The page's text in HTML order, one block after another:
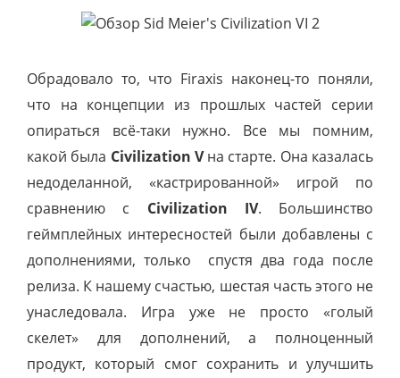
Обрадовало то, что Firaxis наконец-то поняли,
что на концепции из прошлых частей серии
опираться всё-таки нужно. Все мы помним,
какой была Civilization Vна старте. Она казалась
недоделанной, «кастрированной» игрой по
сравнению с Civilization IV. Большинство
геймплейных интересностей были добавлены с
дополнениями, только спустя два года после
релиза. К нашему счастью, шестая часть этого не
унаследовала. Игра уже не просто «голый
скелет» для дополнений, а полноценный
продукт, который смог сохранить и улучшить